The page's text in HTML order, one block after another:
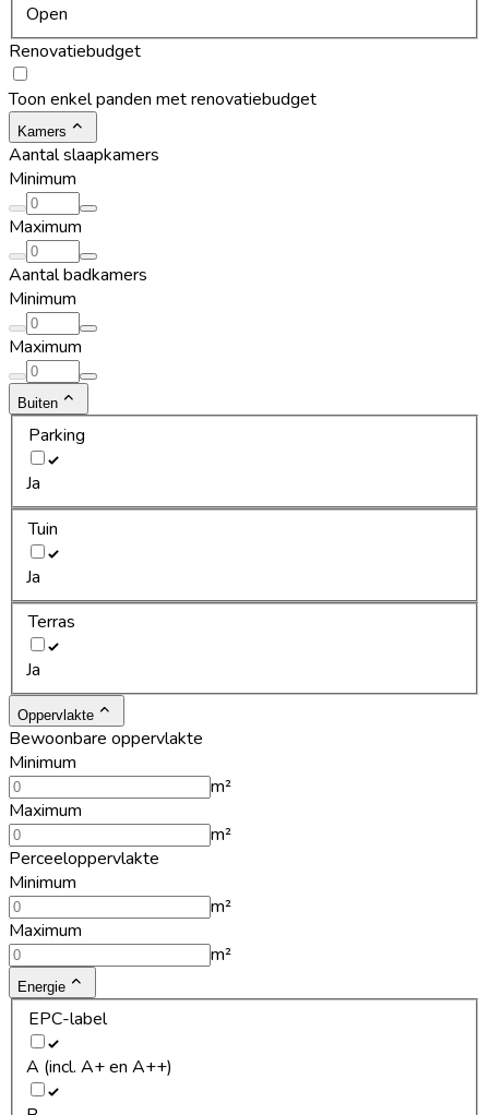
Open
Renovatiebudget
Toon enkel panden met renovatiebudget
Kamers
Aantal slaapkamers
Minimum
Maximum
Aantal badkamers
Minimum
Maximum
Buiten
Parking
Ja
Tuin
Ja
Terras
Ja
Oppervlakte
Bewoonbare oppervlakte
Minimum
m²
Maximum
m²
Perceeloppervlakte
Minimum
m²
Maximum
m²
Energie
EPC-label
A (incl. A+ en A++)